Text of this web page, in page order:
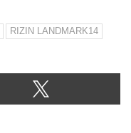
RIZIN LANDMARK14